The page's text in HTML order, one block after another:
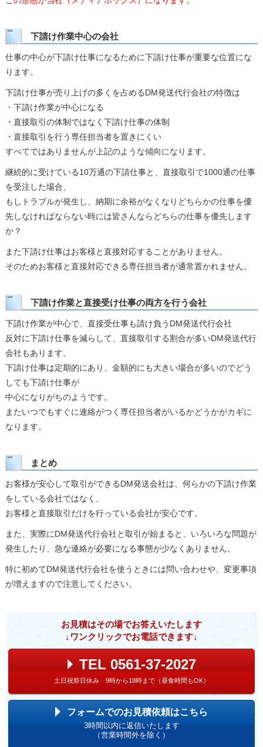
下請け作業中心の会社
仕事の中心が下請け仕事になるために下請け仕事が重要な位置にな
ります。
下請け仕事が売り上げの多くを占めるDM発送代行会社の特徴は
・下請け作業が中心になる
・直接取引の体制ではなく下請け仕事の体制
・直接取引を行う専任担当者を置きにくい
すべてではありませんが上記のような傾向になります。
継続的に受けている10万通の下請仕事と、直接取引で1000通の仕事
を受注した場合、
もしトラブルが発生し、納期に余裕がなくなりどちらかの仕事を優
先しなければならない時には皆さんならどちらの仕事を優先します
か？
また下請け仕事はお客様と直接対応することがありません。
そのためお客様と直接対応できる専任担当者が通常置かれません。
下請け作業と直接受け仕事の両方を行う会社
下請け作業が中心で、直接受仕事も請け負うDM発送代行会社
反対に下請け仕事を減らして、直接取引する割合が多いDM発送代行
会社もあります。
下請け仕事は定期的にあり、金額的にも大きい場合が多いのでどう
しても下請け仕事が
中心になりがちのようです。
またいつでもすぐに連絡がつく専任担当者がいるかどうかがカギに
なります。
まとめ
お客様が安心して取引ができるDM発送会社は、何らかの下請け作業
をしている会社ではなく、
お客様と直接取引だけを行っている会社が安心です。
また、実際にDM発送代行会社と取引が始まると、いろいろな問題が
発生したり、急な連絡が必要になる事態が少なくありません。
特に初めてDM発送代行会社を使うときには問い合わせや、変更事項
が増えますので注意してください。
お見積はその場でお答えいたします
↓ワンクリックでお電話できます↓
TEL 0561-37-2027
土日祝祭日休み 9時から18時まで（昼食時間もOK）
フォームでのお見積依頼はこちら
3時間以内に返信いたします
（営業時間外を除く）